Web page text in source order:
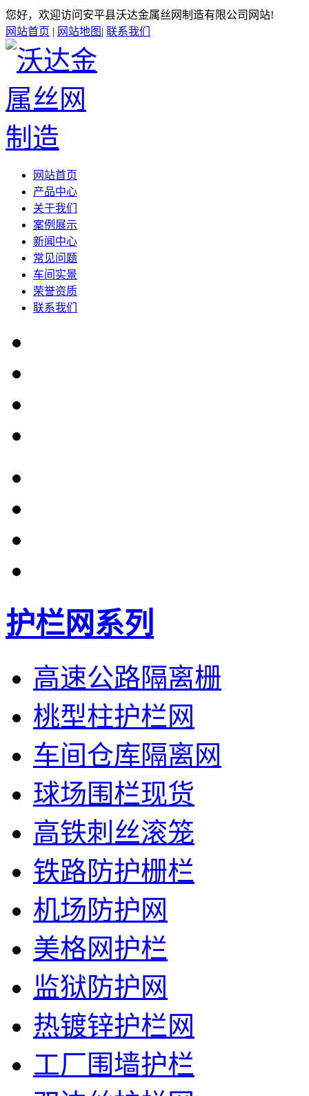
您好，欢迎访问安平县沃达金属丝网制造有限公司网站!
网站首页 | 网站地图 | 联系我们
网站首页
产品中心
关于我们
案例展示
新闻中心
常见问题
车间实景
荣誉资质
联系我们
护栏网系列
高速公路隔离栅
桃型柱护栏网
车间仓库隔离网
球场围栏现货
高铁刺丝滚笼
铁路防护栅栏
机场防护网
美格网护栏
监狱防护网
热镀锌护栏网
工厂围墙护栏